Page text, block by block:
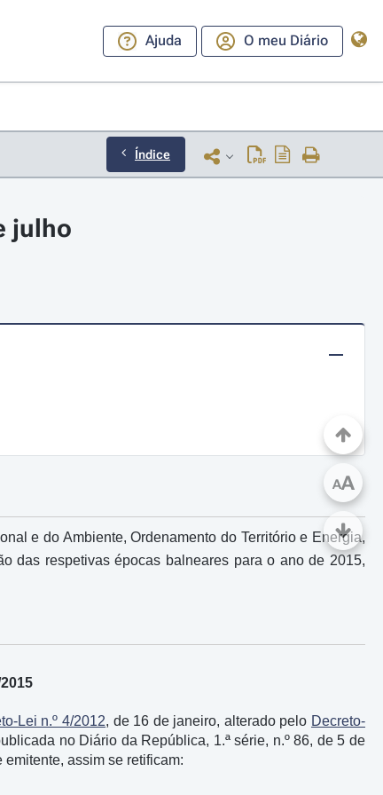
Ajuda O meu Diário
Índice
julho
e do Ambiente, Ordenamento do Território e Energia,
das respetivas épocas balneares para o ano de 2015,
Lei n.º 4/2012, de 16 de janeiro, alterado pelo Decreto-
no Diário da República, 1.ª série, n.º 86, de 5 de
assim se retificam:
AA